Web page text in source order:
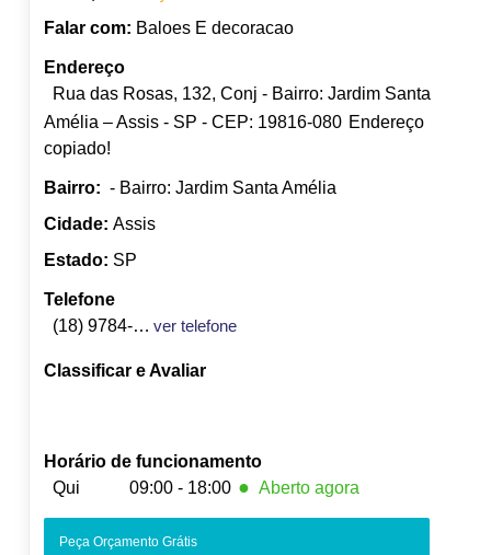
Falar com: Baloes E decoracao
Endereço
Rua das Rosas, 132, Conj - Bairro: Jardim Santa
Amélia – Assis - SP - CEP: 19816-080 Endereço
copiado!
Bairro: - Bairro: Jardim Santa Amélia
Cidade: Assis
Estado: SP
Telefone
(18) 9784-4623
ver telefone
Classificar e Avaliar
Horário de funcionamento
Qui
09:00 - 18:00 ● Aberto agora
-
Peça Orçamento Grátis